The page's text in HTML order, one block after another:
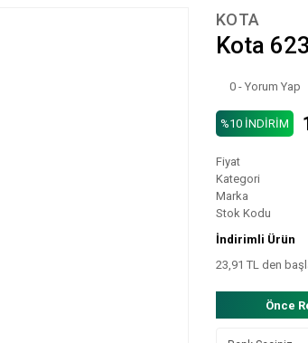
KOTA
Kota
0 - Yorum Yap
%10 İNDİRİM
Fiyat
Kategori
Marka
Stok Kodu
İndirimli Ürün
23,91 TL den
Önce